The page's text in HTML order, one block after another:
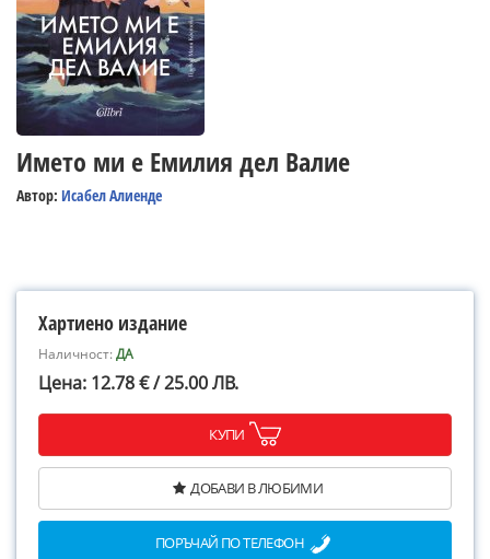
Името ми е Емилия дел Валие
Автор: Исабел Алиенде
Хартиено издание
Наличност:ДА
Цена: 12.78 € / 25.00 ЛВ.
КУПИ
ДОБАВИ В ЛЮБИМИ
ПОРЪЧАЙ ПО ТЕЛЕФОН